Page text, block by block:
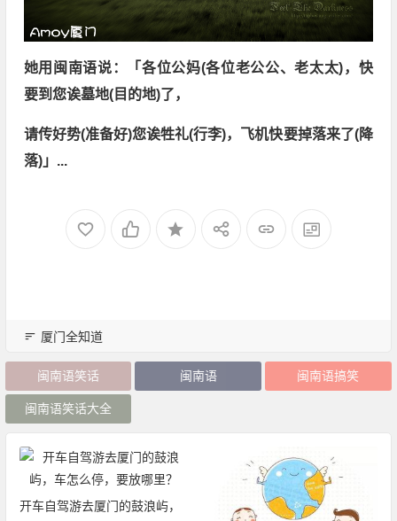
她用闽南语说：「各位公妈(各位老公公、老太太)，快
要到您诶墓地(目的地)了，
请传好势(准备好)您诶牲礼(行李)，飞机快要掉落来了(降
落)」...
厦门全知道
闽南语笑话 闽南语 闽南语搞笑
闽南语笑话大全
开车自驾游去厦门的鼓浪屿，